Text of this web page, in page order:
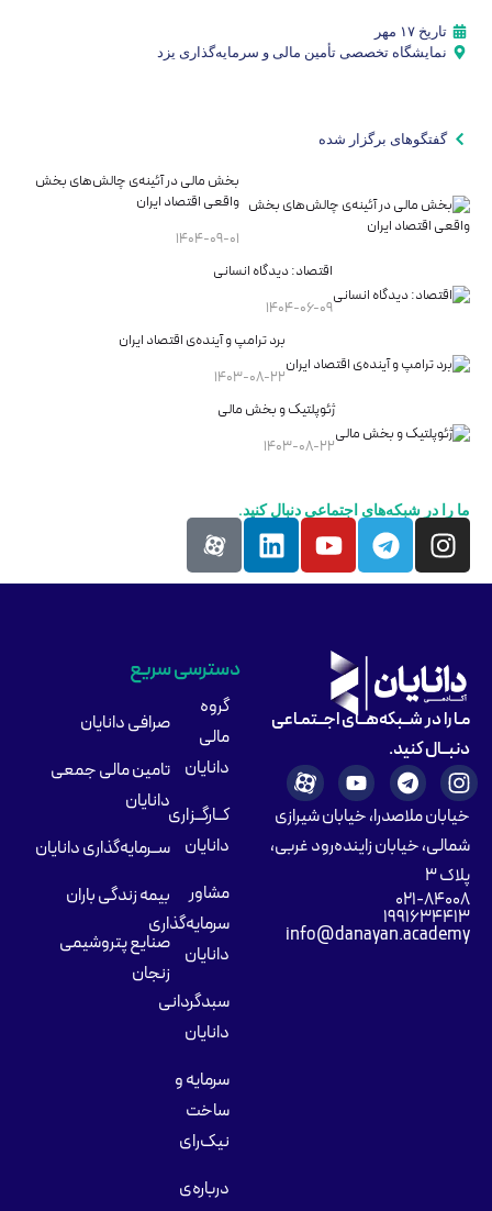
تاریخ ۱۷ مهر
نمایشگاه تخصصی تأمین مالی و سرمایه‌گذاری یزد
گفتگوهای برگزار شده
بخش مالی در آئینه‌ی چالش‌های بخش
واقعی اقتصاد ایران
۱۴۰۴-۰۹-۰۱
اقتصاد: دیدگاه انسانی
۱۴۰۴-۰۶-۰۹
برد ترامپ و آینده‌ی اقتصاد ایران
۱۴۰۳-۰۸-۲۲
ژئوپلتیک و بخش مالی
۱۴۰۳-۰۸-۲۲
ما را در شبکه‌های اجتماعی دنبال کنید.
مـا را در شــبکه‌هــای اجــتمـاعی
دنبــال کنید.
خیابان ملاصدرا، خیابان شیرازی
شمالی، خیابان زاینده‌رود غربی،
پلاک ۳
۰۲۱-۸۴۰۰۸
۱۹۹۱۶۳۴۴۱۳
info@danayan.academy
دسترسی سریع
گروه
مالی
دانایان
کــارگــزاری
دانایان
مشاور
سرمایه‌گذاری
دانایان
سبدگردانی
دانایان
سرمایه و
ساخت
نیک‌رای
درباره‌ی
صرافی دانایان
تامین مالی جمعی
دانایان
ســرمایه‌گذاری دانایان
بیمه زندگی باران
صنایع پتروشیمی
زنجان